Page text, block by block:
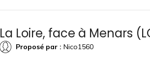
La Loire, face à Menars
Proposé par : Nico1560